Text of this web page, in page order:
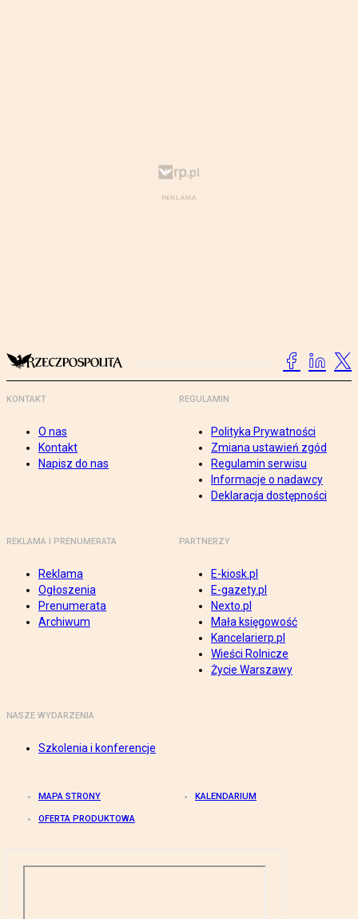
KONTAKT
O nas
Kontakt
Napisz do nas
REGULAMIN
Polityka Prywatności
Zmiana ustawień zgód
Regulamin serwisu
Informacje o nadawcy
Deklaracja dostępności
REKLAMA I PRENUMERATA
Reklama
Ogłoszenia
Prenumerata
Archiwum
PARTNERZY
E-kiosk.pl
E-gazety.pl
Nexto.pl
Mała księgowość
Kancelarierp.pl
Wieści Rolnicze
Życie Warszawy
NASZE WYDARZENIA
Szkolenia i konferencje
MAPA STRONY KALENDARIUM
OFERTA PRODUKTOWA